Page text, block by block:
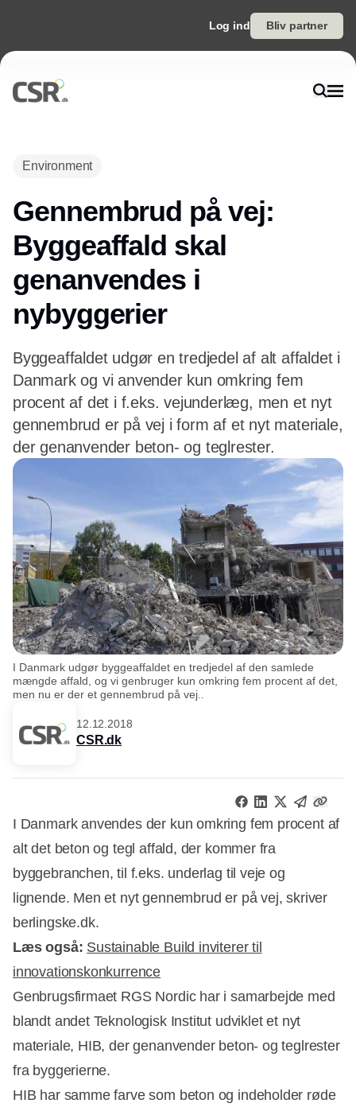
Log ind Bliv partner
Environment
Gennembrud på vej:
Byggeaffald skal
genanvendes i
nybyggerier
Byggeaffaldet udgør en tredjedel af alt affaldet i
Danmark og vi anvender kun omkring fem
procent af det i f.eks. vejunderlæg, men et nyt
gennembrud er på vej i form af et nyt materiale,
der genanvender beton- og teglrester.
I Danmark udgør byggeaffaldet en tredjedel af den samlede
mængde affald, og vi genbruger kun omkring fem procent af det,
men nu er der et gennembrud på vej..
12.12.2018
CSR.dk
I Danmark anvendes der kun omkring fem procent af
alt det beton og tegl affald, der kommer fra
byggebranchen, til f.eks. underlag til veje og
lignende. Men et nyt gennembrud er på vej, skriver
berlingske.dk.
Læs også: Sustainable Build inviterer til
innovationskonkurrence
Genbrugsfirmaet RGS Nordic har i samarbejde med
blandt andet Teknologisk Institut udviklet et nyt
materiale, HIB, der genanvender beton- og teglrester
fra byggerierne.
HIB har samme farve som beton og indeholder røde